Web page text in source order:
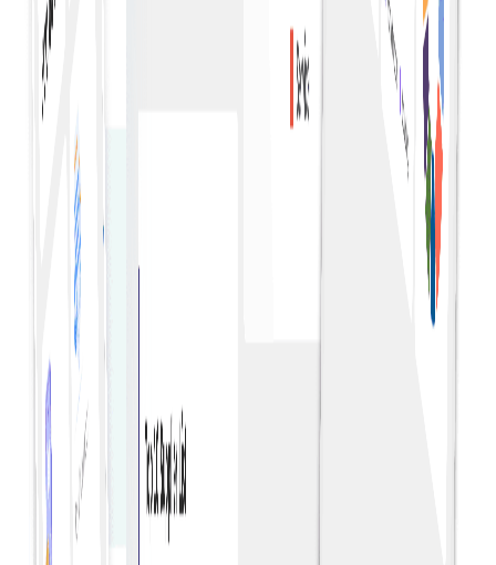
Analyse van leveranciers
Evalueer de prestaties en uitgaven van leveranciers om
betere voorwaarden te bedingen en de relaties met
leveranciers te optimaliseren.
Trendidentificatie
Trends en patronen in uitgaven door de tijd heen
identificeren om strategische beslissingen te nemen en
toekomstige behoeften te voorspellen.